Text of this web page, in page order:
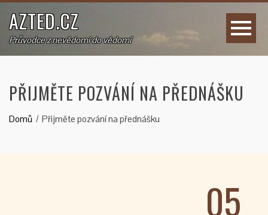
AZTED.CZ
Průvodce z nevědomí do vědomí
PŘIJMĚTE POZVÁNÍ NA PŘEDNÁŠKU
Domů Přijměte pozvání na přednášku
05